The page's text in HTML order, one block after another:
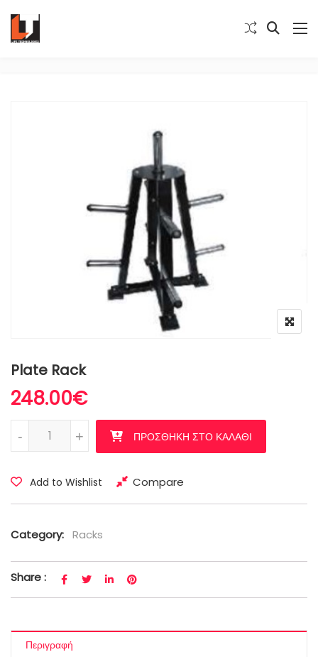
Plate Rack
248.00€
Plate Rack ποσότητα
+
- ΠΡΟΣΘΉΚΗ ΣΤΟ ΚΑΛΆΘΙ
Add to Wishlist Compare
Category: Racks
Share :
Περιγραφή